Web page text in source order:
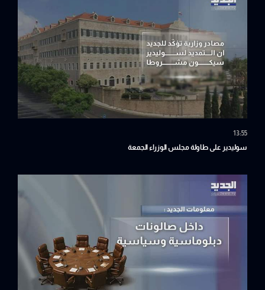
13:55
سوليدير على طاولة مجلس الوزراء الجمعة